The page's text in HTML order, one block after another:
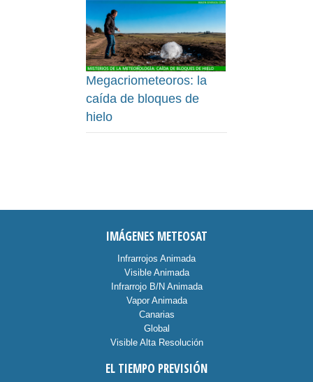
Megacriometeoros: la
caída de bloques de
hielo
IMÁGENES METEOSAT
Infrarrojos Animada
Visible Animada
Infrarrojo B/N Animada
Vapor Animada
Canarias
Global
Visible Alta Resolución
EL TIEMPO PREVISIÓN